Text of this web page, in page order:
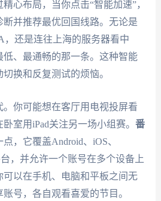
心布局，当你点击“智能加速”，
断并推荐最优回国线路。无论是
，还是连往上海的服务器看中
、最通畅的那一条。这种智能
换和反复测试的烦恼。
你可能想在客厅用电视投屏看
室用iPad关注另一场小组赛。 番
，它覆盖Android、iOS、
台，并允许一个账号在多个设备上
可以在手机、电脑和平板之间无
号，各自观看喜爱的节目。